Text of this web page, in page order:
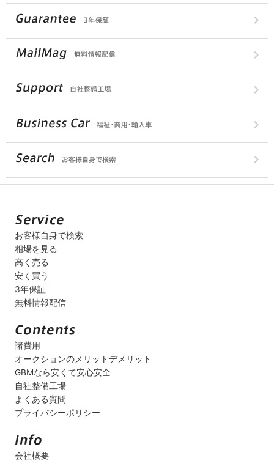
お客様自身で検索
相場を見る
高く売る
安く買う
3年保証
無料情報配信
諸費用
オークションのメリットデメリット
GBMなら安くて安心安全
自社整備工場
よくある質問
プライバシーポリシー
会社概要